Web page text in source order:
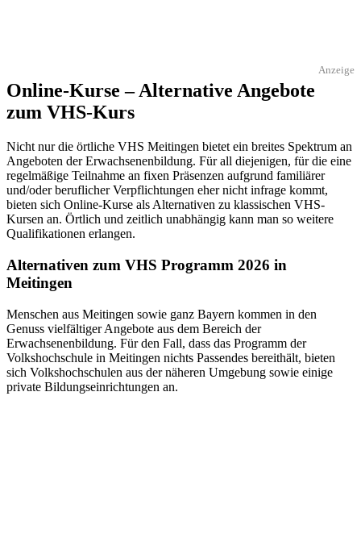
Anzeige
Online-Kurse – Alternative Angebote
zum VHS-Kurs
Nicht nur die örtliche VHS Meitingen bietet ein breites Spektrum an
Angeboten der Erwachsenenbildung. Für all diejenigen, für die eine
regelmäßige Teilnahme an fixen Präsenzen aufgrund familiärer
und/oder beruflicher Verpflichtungen eher nicht infrage kommt,
bieten sich Online-Kurse als Alternativen zu klassischen VHS-
Kursen an. Örtlich und zeitlich unabhängig kann man so weitere
Qualifikationen erlangen.
Alternativen zum VHS Programm 2026 in
Meitingen
Menschen aus Meitingen sowie ganz Bayern kommen in den
Genuss vielfältiger Angebote aus dem Bereich der
Erwachsenenbildung. Für den Fall, dass das Programm der
Volkshochschule in Meitingen nichts Passendes bereithält, bieten
sich Volkshochschulen aus der näheren Umgebung sowie einige
private Bildungseinrichtungen an.